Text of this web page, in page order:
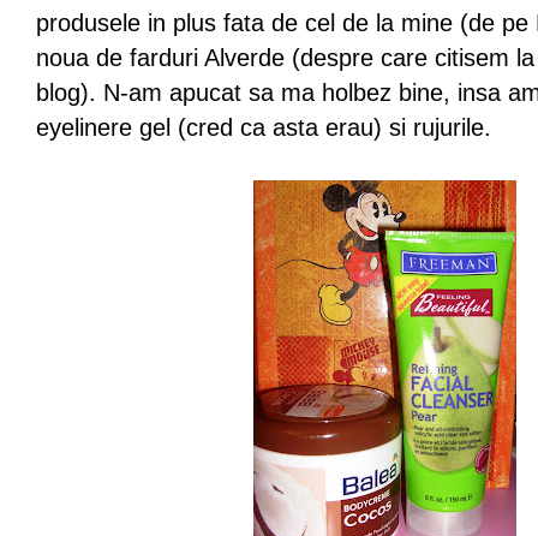
produsele in plus fata de cel de la mine (de pe
noua de farduri Alverde (despre care citisem
blog). N-am apucat sa ma holbez bine, insa
eyelinere gel (cred ca asta erau) si rujurile.